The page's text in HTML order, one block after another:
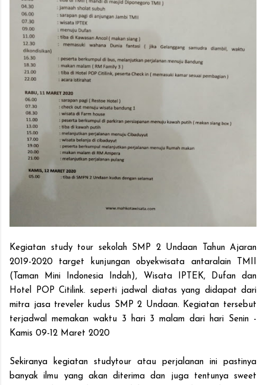
Kegiatan study tour sekolah SMP 2 Undaan Tahun Ajaran
2019-2020 target kunjungan obyekwisata antaralain TMII
(Taman Mini Indonesia Indah), Wisata IPTEK, Dufan dan
Hotel POP Citilink. seperti jadwal diatas yang didapat dari
mitra jasa treveler kudus SMP 2 Undaan. Kegiatan tersebut
terjadwal memakan waktu 3 hari 3 malam dari hari Senin -
Kamis 09-12 Maret 2020
Sekiranya kegiatan studytour atau perjalanan ini pastinya
banyak ilmu yang akan diterima dan juga tentunya sweet